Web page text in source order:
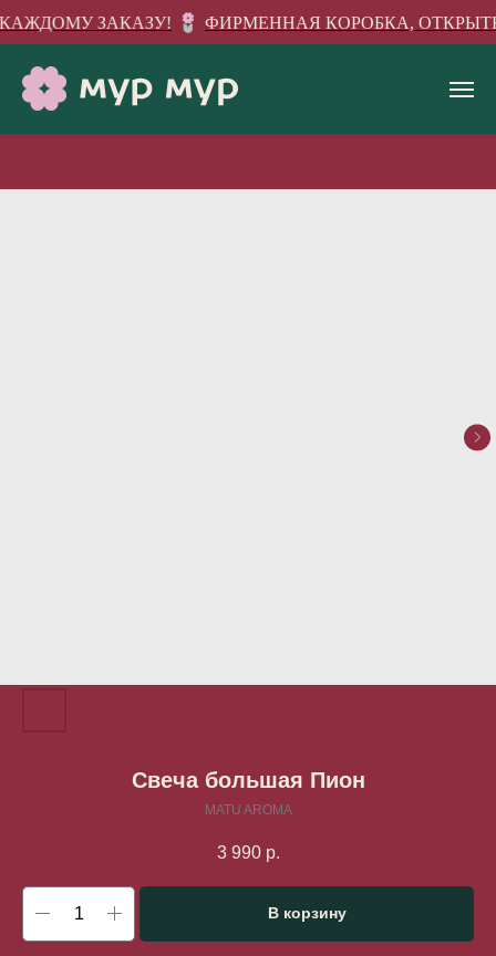
ЗАКАЗУ! ФИРМЕННАЯ КОРОБКА,
Свеча большая Пион
MATU AROMA
3 990 р.
В корзину